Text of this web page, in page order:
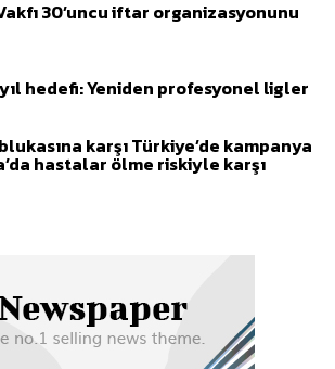
30’uncu iftar organizasyonunu
yıl hedefi: Yeniden profesyonel ligler
karşı Türkiye’de kampanya
hastalar ölme riskiyle karşı